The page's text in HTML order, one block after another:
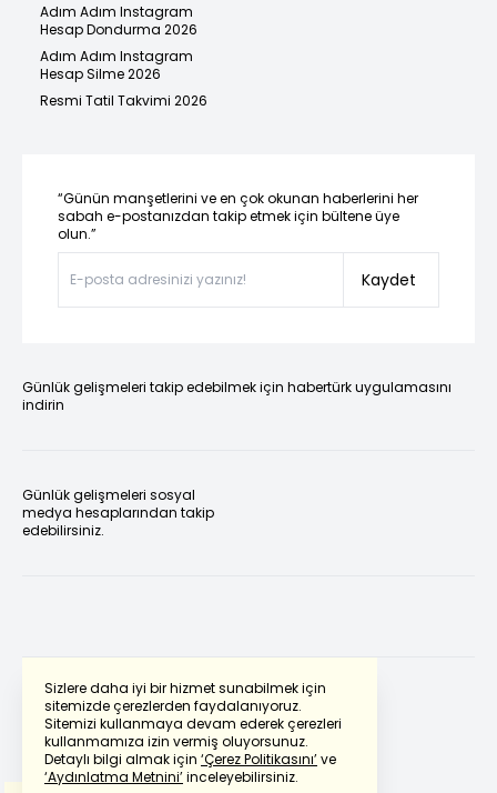
Sizlere daha iyi bir hizmet sunabilmek için
sitemizde çerezlerden faydalanıyoruz.
Sitemizi kullanmaya devam ederek çerezleri
kullanmamıza izin vermiş oluyorsunuz.
Detaylı bilgi almak için ‘Çerez Politikasını’ve
‘Aydınlatma Metnini’inceleyebilirsiniz.
Adım Adım Instagram
Hesap Dondurma 2026
Adım Adım Instagram
Hesap Silme 2026
Resmi Tatil Takvimi 2026
“Günün manşetlerini ve en çok okunan haberlerini her
sabah e-postanızdan takip etmek için bültene üye
olun.”
Kaydet
Günlük gelişmeleri takip edebilmek için habertürk uygulamasını
indirin
Günlük gelişmeleri sosyal
medya hesaplarından takip
edebilirsiniz.
Powered by Translate